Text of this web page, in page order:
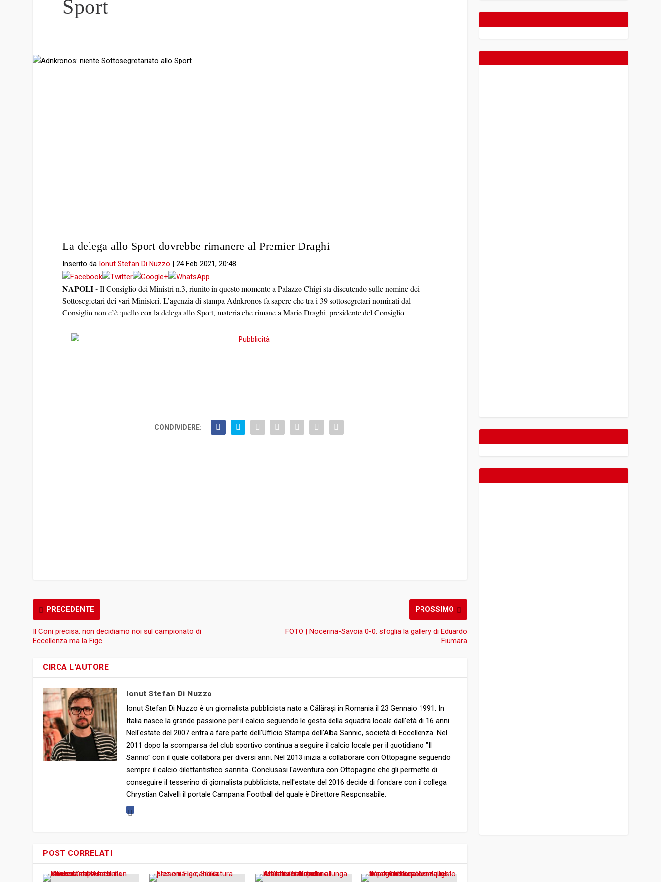
Sport
La delega allo Sport dovrebbe rimanere al Premier Draghi
Inserito da Ionut Stefan Di Nuzzo |24 Feb 2021, 20:48
NAPOLI -Il Consiglio dei Ministri n.3, riunito in questo momento a Palazzo Chigi sta discutendo sulle nomine dei
Sottosegretari dei vari Ministeri. L’agenzia di stampa Adnkronos fa sapere che tra i 39 sottosegretari nominati dal
Consiglio non c’è quello con la delega allo Sport, materia che rimane a Mario Draghi, presidente del Consiglio.
CONDIVIDERE:
PRECEDENTE
Il Coni precisa: non decidiamo noi sul campionato di
Eccellenza ma la Figc
PROSSIMO
FOTO | Nocerina-Savoia 0-0: sfoglia la gallery di Eduardo
Fiumara
CIRCA L'AUTORE
Ionut Stefan Di Nuzzo
Ionut Stefan Di Nuzzo è un giornalista pubblicista nato a Călărași in Romania il 23 Gennaio 1991. In
Italia nasce la grande passione per il calcio seguendo le gesta della squadra locale dall'età di 16 anni.
Nell'estate del 2007 entra a fare parte dell'Ufficio Stampa dell'Alba Sannio, società di Eccellenza. Nel
2011 dopo la scomparsa del club sportivo continua a seguire il calcio locale per il quotidiano "Il
Sannio" con il quale collabora per diversi anni. Nel 2013 inizia a collaborare con Ottopagine seguendo
sempre il calcio dilettantistico sannita. Conclusasi l'avventura con Ottopagine che gli permette di
conseguire il tesserino di giornalista pubblicista, nell'estate del 2016 decide di fondare con il collega
Chrystian Calvelli il portale Campania Football del quale è Direttore Responsabile.
POST CORRELATI